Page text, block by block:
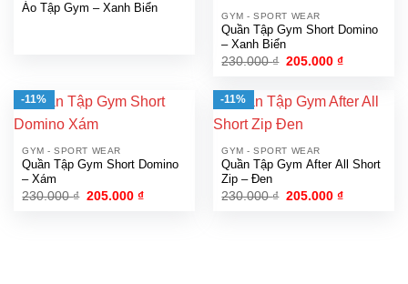
Áo Tập Gym – Xanh Biển
GYM - SPORT WEAR
Quần Tập Gym Short Domino
– Xanh Biển
230.000₫ Giá
230.000 ₫.
205.000₫Giá
là:
205.000 ₫.
-11%
GYM - SPORT WEAR
Quần Tập Gym Short Domino
– Xám
230.000₫ Giá
205.000₫Giá
-11%
GYM - SPORT WEAR
Quần Tập Gym After All Short
Zip – Đen
230.000₫ Giá
205.000₫Giá